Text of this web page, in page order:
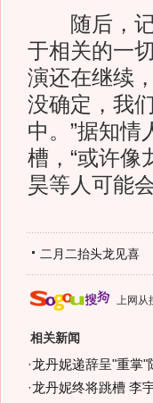
随后，记
于相关的一
演还在继续，
没确定，我
中。”据知情
槽，“或许像
昊等人可能
二月二抬头龙见喜
上网从
相关新闻
·龙丹妮递辞呈"重掌"
·龙丹妮终将跳槽 李